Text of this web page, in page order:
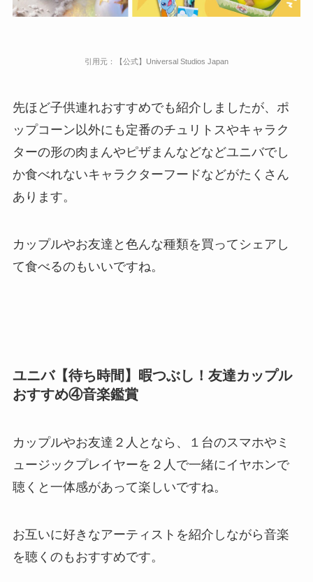
引用元：【公式】Universal Studios Japan
先ほど子供連れおすすめでも紹介しましたが、ポ
ップコーン以外にも定番のチュリトスやキャラク
ターの形の肉まんやピザまんなどなどユニバでし
か食べれないキャラクターフードなどがたくさん
あります。
カップルやお友達と色んな種類を買ってシェアし
て食べるのもいいですね。
ユニバ【待ち時間】暇つぶし！友達カップル
おすすめ④音楽鑑賞
カップルやお友達２人となら、１台のスマホやミ
ュージックプレイヤーを２人で一緒にイヤホンで
聴くと一体感があって楽しいですね。
お互いに好きなアーティストを紹介しながら音楽
を聴くのもおすすめです。